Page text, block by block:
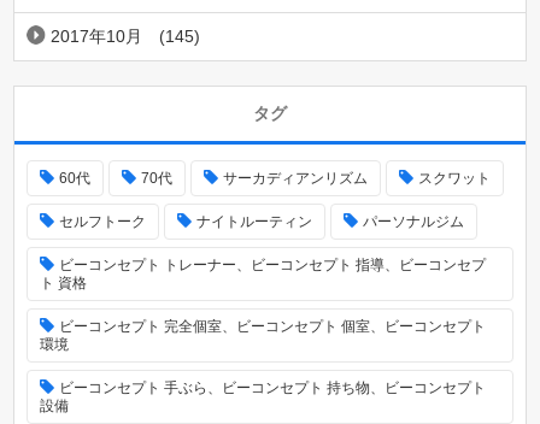
2017年10月 (145)
タグ
60代 70代 サーカディアンリズム スクワット
セルフトーク ナイトルーティン パーソナルジム
ビーコンセプト トレーナー、ビーコンセプト 指導、ビーコンセプ
ト 資格
ビーコンセプト 完全個室、ビーコンセプト 個室、ビーコンセプト
環境
ビーコンセプト 手ぶら、ビーコンセプト 持ち物、ビーコンセプト
設備